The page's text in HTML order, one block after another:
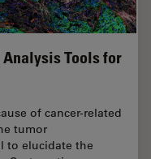
Tools for
of cancer-related
tumor
to elucidate the